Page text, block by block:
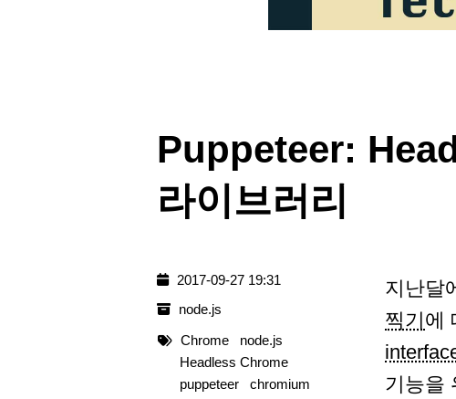
Puppeteer:
라이브러리
지난달
찍기에
기능을
2017-09-27 19:31
node.js
Chrome
node.js
Headless Chrome
puppeteer
chromium